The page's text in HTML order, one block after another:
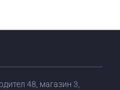
48, магазин 3,